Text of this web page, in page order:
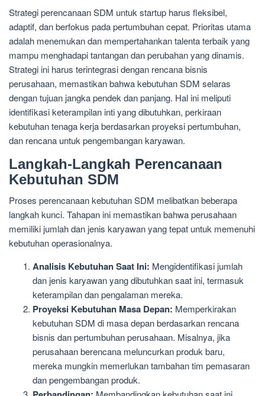
Strategi perencanaan SDM untuk startup harus fleksibel,
adaptif, dan berfokus pada pertumbuhan cepat. Prioritas utama
adalah menemukan dan mempertahankan talenta terbaik yang
mampu menghadapi tantangan dan perubahan yang dinamis.
Strategi ini harus terintegrasi dengan rencana bisnis
perusahaan, memastikan bahwa kebutuhan SDM selaras
dengan tujuan jangka pendek dan panjang. Hal ini meliputi
identifikasi keterampilan inti yang dibutuhkan, perkiraan
kebutuhan tenaga kerja berdasarkan proyeksi pertumbuhan,
dan rencana untuk pengembangan karyawan.
Langkah-Langkah Perencanaan
Kebutuhan SDM
Proses perencanaan kebutuhan SDM melibatkan beberapa
langkah kunci. Tahapan ini memastikan bahwa perusahaan
memiliki jumlah dan jenis karyawan yang tepat untuk memenuhi
kebutuhan operasionalnya.
Analisis Kebutuhan Saat Ini: Mengidentifikasi jumlah
dan jenis karyawan yang dibutuhkan saat ini, termasuk
keterampilan dan pengalaman mereka.
Proyeksi Kebutuhan Masa Depan: Memperkirakan
kebutuhan SDM di masa depan berdasarkan rencana
bisnis dan pertumbuhan perusahaan. Misalnya, jika
perusahaan berencana meluncurkan produk baru,
mereka mungkin memerlukan tambahan tim pemasaran
dan pengembangan produk.